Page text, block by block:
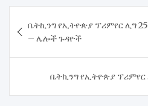
navigation
ቤትኪንግ የኢትዮጵያ ፕሪምየር ሊግ
– ሌሎች ጉዳዮች
ቤትኪንግ የኢትዮጵያ ፕሪምየር